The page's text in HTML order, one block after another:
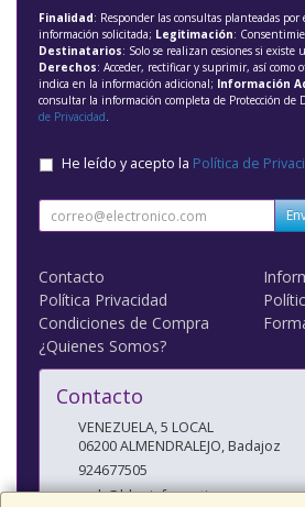
Finalidad: Responder las consultas planteadas
información solicitada; Legitimación:
Destinatarios: Solo se realizan cesiones si existe
Derechos: Acceder, rectificar y suprimir, así como
indica en la información adicional; Información
consultar la información completa de Protección de
de Privacidad.
He leído y acepto la Política de
Contacto
Política Privacidad
Condiciones de Compra
¿Quienes Somos?
Contacto
VENEZUELA, 5 LOCAL
06200ALMENDRALEJO,Badajoz
924677505
web@blueinformatica.com